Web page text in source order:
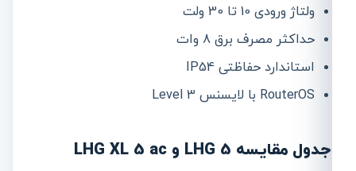
ولتاژ ورودی 10 تا 30 ولت
حداکثر مصرف برق 8 وات
استاندارد حفاظتی IP54
RouterOS با لایسنس Level 3
جدول مقایسه LHG 5 و LHG XL 5 ac